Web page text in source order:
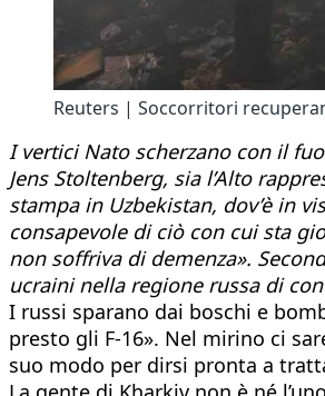
Reuters | Soccorritori
I vertici Nato scherzano con il
Jens Stoltenberg, sia l’Alto
stampa in Uzbekistan, dov’è in
consapevole di ciò con cui sta
non soffriva di demenza».
ucraini nella regione russa di
I russi sparano dai boschi e
presto gli F-16». Nel mirino ci
suo modo per dirsi pronta a